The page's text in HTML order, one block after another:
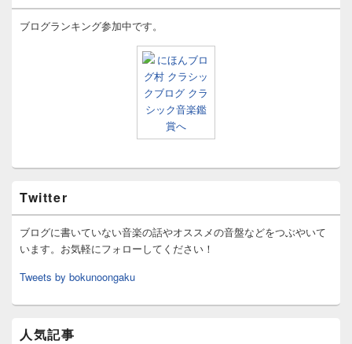
ブログランキング参加中です。
Twitter
ブログに書いていない音楽の話やオススメの音盤などをつぶやいて
います。お気軽にフォローしてください！
Tweets by bokunoongaku
人気記事